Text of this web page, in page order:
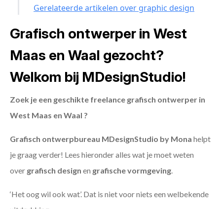
Gerelateerde artikelen over graphic design
Grafisch ontwerper in West
Maas en Waal gezocht?
Welkom bij MDesignStudio!
Zoek je een geschikte freelance grafisch ontwerper in
West Maas en Waal ?
Grafisch ontwerpbureau MDesignStudio by Mona helpt
je graag verder! Lees hieronder alles wat je moet weten
over grafisch design en grafische vormgeving
‘Het oog wil ook wat’. Dat is niet voor niets een welbekende